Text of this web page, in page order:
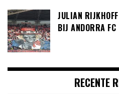
JULIAN
BIJ ANDORRA FC
RECENTE